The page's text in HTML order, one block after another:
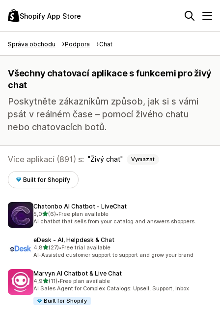
Shopify App Store
Správa obchodu Podpora Chat
Všechny chatovací aplikace s funkcemi pro živý
chat
Poskytněte zákazníkům způsob, jak si s vámi
psát v reálném čase – pomocí živého chatu
nebo chatovacích botů.
Více aplikací (891) s: Živý chat Vymazat
Built for Shopify
Chatonbo AI Chatbot ‑ LiveChat
5,0z 5 hvězd
(6)
Celkový počet recenzí: 6
•Free plan available
AI chatbot that sells from your catalog and answers shoppers.
eDesk ‑ AI, Helpdesk & Chat
4,8z 5 hvězd
(27)
Celkový počet recenzí: 27
•Free trial available
AI-Assisted customer support to support and grow your brand
Marvyn AI Chatbot & Live Chat
4,9z 5 hvězd
(11)
Celkový počet recenzí: 11
•Free plan available
AI Sales Agent for Complex Catalogs: Upsell, Support, Inbox
Built for Shopify